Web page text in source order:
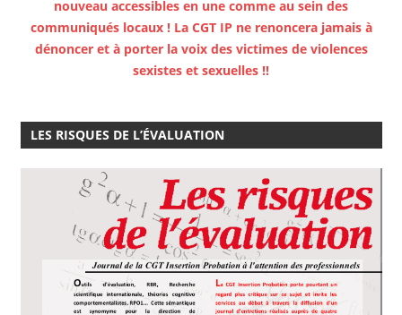
nouveau accessibles en une comme au sein des
communiqués locaux ! La CGT IP ne renoncera jamais à
dénoncer et à porter la voix des victimes de violences
sexistes et sexuelles !!
LES RISQUES DE L’ÉVALUATION